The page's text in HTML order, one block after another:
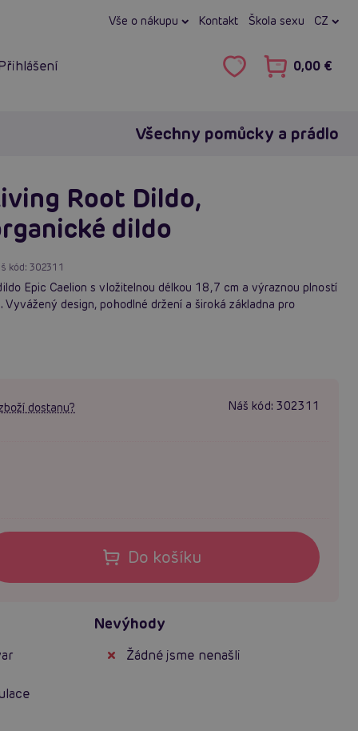
Vše o nákupu Kontakt Škola sexu CZ
0,00 €
Všechny pomůcky a prádlo
Root Dildo,
dildo
kód:302311
Epic Caelion s vložitelnou délkou 18,7 cm a výraznou plností
design, pohodlné držení a široká základna pro
dostanu? Náš kód: 302311
Do košíku
Nevýhody
Žádné jsme nenašli